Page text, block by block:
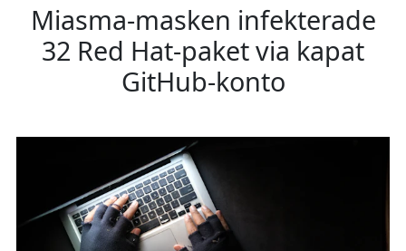
Miasma-masken infekterade
32 Red Hat-paket via kapat
GitHub-konto